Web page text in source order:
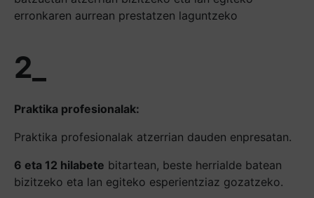
erronkaren aurrean prestatzen laguntzeko
2_
Praktika profesionalak:
Praktika profesionalak atzerrian dauden enpresatan.
6 eta 12 hilabete bitartean, beste herrialde batean
bizitzeko eta lan egiteko esperientziaz gozatzeko.